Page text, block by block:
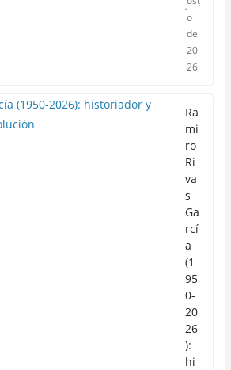
o
de
20
26
Ra
mi
ro
Ri
va
s
Ga
rcí
a
(1
95
0-
20
26
):
hi